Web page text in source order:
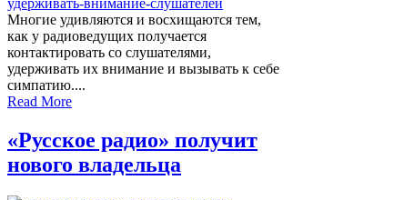
Многие удивляются и восхищаются тем,
как у радиоведущих получается
контактировать со слушателями,
удерживать их внимание и вызывать к себе
симпатию....
Read More
«Русское радио» получит
нового владельца